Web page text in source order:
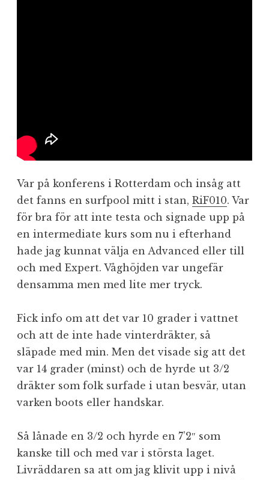
Var på konferens i Rotterdam och insåg att
det fanns en surfpool mitt i stan, RiF010. Var
för bra för att inte testa och signade upp på
en intermediate kurs som nu i efterhand
hade jag kunnat välja en Advanced eller till
och med Expert. Våghöjden var ungefär
densamma men med lite mer tryck.
Fick info om att det var 10 grader i vattnet
och att de inte hade vinterdräkter, så
släpade med min. Men det visade sig att det
var 14 grader (minst) och de hyrde ut 3/2
dräkter som folk surfade i utan besvär, utan
varken boots eller handskar.
Så lånade en 3/2 och hyrde en 7’2″ som
kanske till och med var i största laget.
Livräddaren sa att om jag klivit upp i nivå